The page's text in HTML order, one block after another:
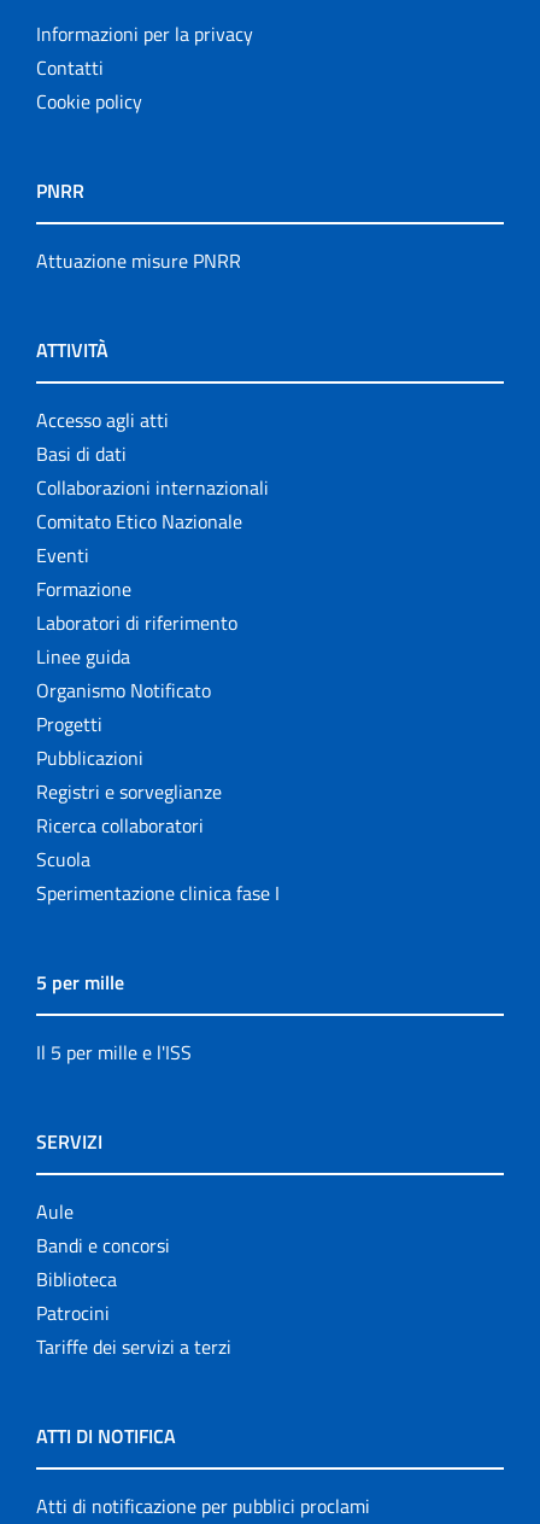
Informazioni per la privacy
Contatti
Cookie policy
PNRR
Attuazione misure PNRR
ATTIVITÀ
Accesso agli atti
Basi di dati
Collaborazioni internazionali
Comitato Etico Nazionale
Eventi
Formazione
Laboratori di riferimento
Linee guida
Organismo Notificato
Progetti
Pubblicazioni
Registri e sorveglianze
Ricerca collaboratori
Scuola
Sperimentazione clinica fase I
5 per mille
Il 5 per mille e l'ISS
SERVIZI
Aule
Bandi e concorsi
Biblioteca
Patrocini
Tariffe dei servizi a terzi
ATTI DI NOTIFICA
Atti di notificazione per pubblici proclami